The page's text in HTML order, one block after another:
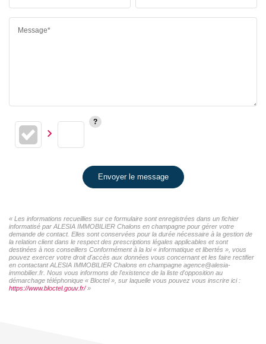
Message*
Envoyer le message
« Les informations recueillies sur ce formulaire sont enregistrées dans un fichier
informatisé par ALESIA IMMOBILIER Chalons en champagne pour gérer votre
demande de contact. Elles sont conservées pour la durée nécessaire à la gestion de
la relation client dans le respect des prescriptions légales applicables et sont
destinées à nos conseillers Conformément à la loi « informatique et libertés », vous
pouvez exercer votre droit d'accès aux données vous concernant et les faire rectifier
en contactant ALESIA IMMOBILIER Chalons en champagne agence@alesia-
immobilier.fr. Nous vous informons de l'existence de la liste d'opposition au
démarchage téléphonique « Bloctel », sur laquelle vous pouvez vous inscrire ici :
https://www.bloctel.gouv.fr/»